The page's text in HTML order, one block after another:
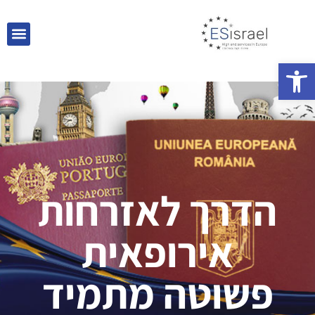
פתח סרגל נגישות
הדרך לאזרחות
אירופאית
פשוטה מתמיד